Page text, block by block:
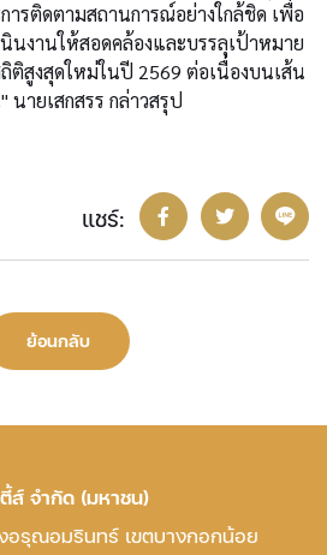
ารติดตามสถานการณ์อย่างใกล้ชิด เพื่อ
นงานให้สอดคล้องและบรรลุเป้าหมาย
ติสูงสุดใหม่ในปี 2569 ต่อเนื่องบนเส้น
นายเสกสรร กล่าวสรุป
แชร์:
ย้อนกลับ
ส์ จำกัด (มหาชน)
อรุณอมรินทร์ เขตบางกอกน้อย